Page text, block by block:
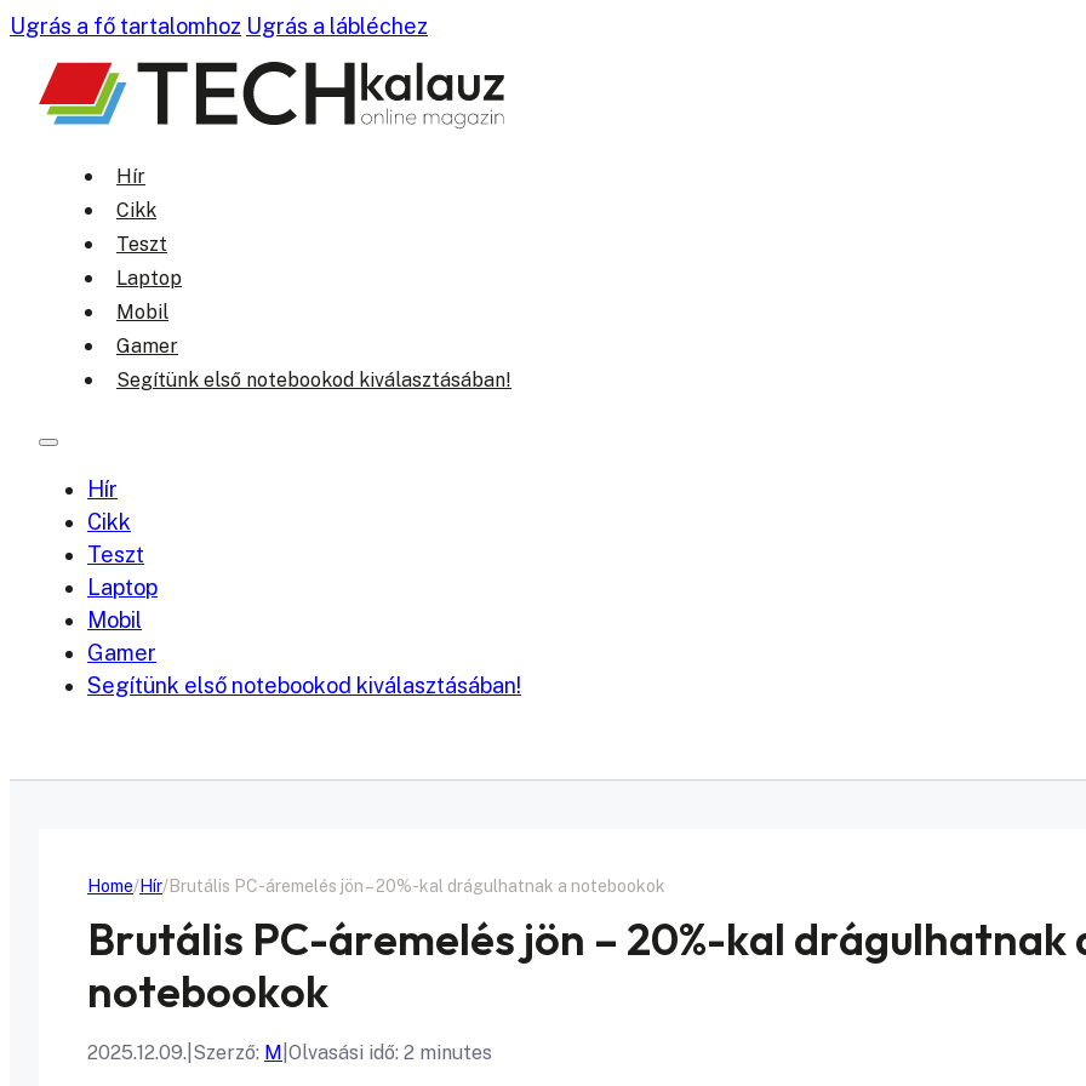
Ugrás a fő tartalomhoz Ugrás a lábléchez
Hír
Cikk
Teszt
Laptop
Mobil
Gamer
Segítünk első notebookod kiválasztásában!
Hír
Cikk
Teszt
Laptop
Mobil
Gamer
Segítünk első notebookod kiválasztásában!
Home Hír Brutális PC-áremelés jön – 20%-kal drágulhatnak a notebookok
Brutális PC-áremelés jön – 20%-kal drágulhatnak
notebookok
2025.12.09. Szerző: M Olvasási idő: 2 minutes